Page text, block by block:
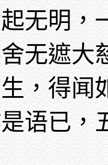
无明，
无遮大
，得闻
语已，